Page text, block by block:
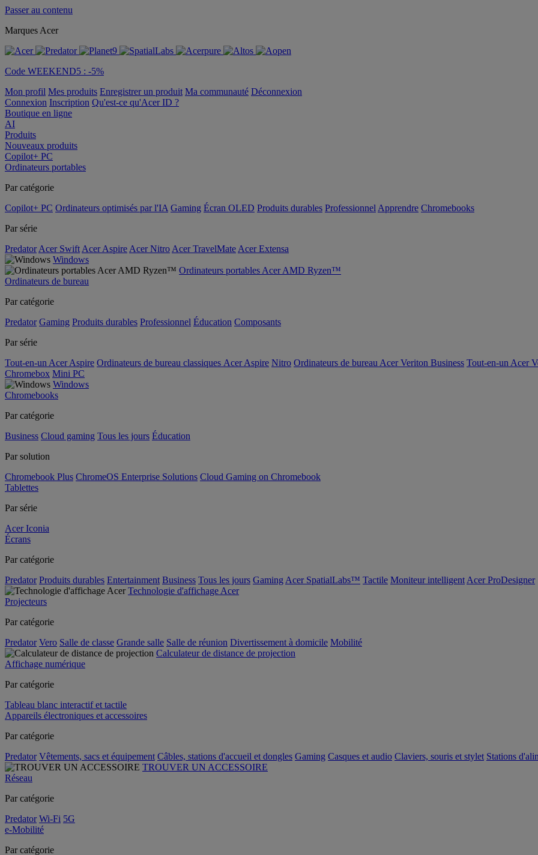
Passer au contenu
Marques Acer
Code WEEKEND5 : -5%
Mon profil Mes produits Enregistrer un produit Ma communauté Déconnexion
Connexion Inscription Qu'est-ce qu'Acer ID ?
Boutique en ligne
AI
Produits
Nouveaux produits
Copilot+ PC
Ordinateurs portables
Par catégorie
Copilot+ PC Ordinateurs optimisés par l'IA Gaming Écran OLED Produits durables Professionnel Apprendre Chromebooks
Par série
Predator Acer Swift Acer Aspire Acer Nitro Acer TravelMate Acer Extensa
Windows
Ordinateurs portables Acer AMD Ryzen™
Ordinateurs de bureau
Par catégorie
Predator Gaming Produits durables Professionnel Éducation Composants
Par série
Tout-en-un Acer Aspire Ordinateurs de bureau classiques Acer Aspire Nitro Ordinateurs de bureau Acer Veriton Business Tout-en-un Acer
Chromebox Mini PC
Windows
Chromebooks
Par catégorie
Business Cloud gaming Tous les jours Éducation
Par solution
Chromebook Plus ChromeOS Enterprise Solutions Cloud Gaming on Chromebook
Tablettes
Par série
Acer Iconia
Écrans
Par catégorie
Predator Produits durables Entertainment Business Tous les jours Gaming Acer SpatialLabs™ Tactile Moniteur intelligent Acer ProDesigner
Technologie d'affichage Acer
Projecteurs
Par catégorie
Predator Vero Salle de classe Grande salle Salle de réunion Divertissement à domicile Mobilité
Calculateur de distance de projection
Affichage numérique
Par catégorie
Tableau blanc interactif et tactile
Appareils électroniques et accessoires
Par catégorie
Predator Vêtements, sacs et équipement Câbles, stations d'accueil et dongles Gaming Casques et audio Claviers, souris et stylet Stations
TROUVER UN ACCESSOIRE
Réseau
Par catégorie
Predator Wi-Fi 5G
e-Mobilité
Par catégorie